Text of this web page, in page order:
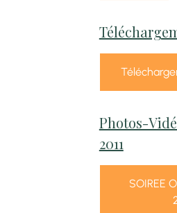
Photos-
2011
SOIREE